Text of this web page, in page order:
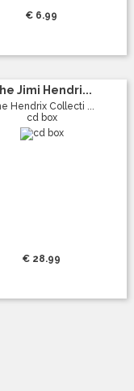
€ 6.99
Jimi Hendri...
Hendrix Collecti ...
cd box
€ 28.99